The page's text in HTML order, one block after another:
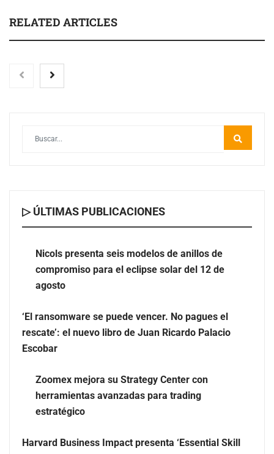
RELATED ARTICLES
Nicols presenta seis modelos de anillos de compromiso
‘El ransomware se puede vencer. No pagues el rescate’:
el nuevo libro de Juan Ricardo Palacio Escobar
▷ ÚLTIMAS PUBLICACIONES
Nicols presenta seis modelos de anillos de
compromiso para el eclipse solar del 12 de
agosto
‘El ransomware se puede vencer. No pagues el
rescate’: el nuevo libro de Juan Ricardo Palacio
Escobar
Zoomex mejora su Strategy Center con
herramientas avanzadas para trading
estratégico
Harvard Business Impact presenta ‘Essential Skill